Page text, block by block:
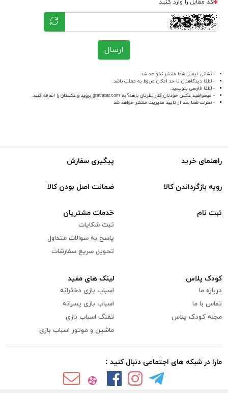
کد مقابل را وارد کنید
ارسال
- نشانی ایمیل شما منتشر نخواهد شد.
- لطفا دیدگاهتان تا حد امکان مربوط به مطلب باشد.
- لطفا فارسی بنویسید.
- میخواهید عکس خودتان کنار نظرتان باشد؟ به gravatar.com بروید و عکستان را اضافه کنید.
- نظرات شما بعد از تایید مدیریت منتشر خواهد شد
راهنمای خرید پیگیری سفارش
رویه بازگرداندن کالا ضمانت اصل بودن کالا
ثبت نام خدمات مشتریان
ثبت شکایات
پاسخ به سوالات متداول
تحویل سریع سفارشات
کودک پلاس
درباره ما
تماس با ما
مجله کودک پلاس
لینک های مفید
اسباب بازی دخترانه
اسباب بازی پسرانه
تفنگ اسباب بازی
ماشین و موتور اسباب بازی
مارا در شبکه های اجتماعی دنبال کنید :